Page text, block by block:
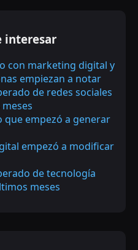
interesar
con marketing digital y
empiezan a notar
de redes sociales
que empezó a generar
empezó a modificar
de tecnología
meses